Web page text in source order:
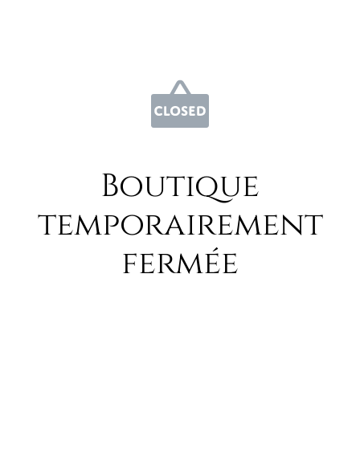
Boutique
temporairement
fermée